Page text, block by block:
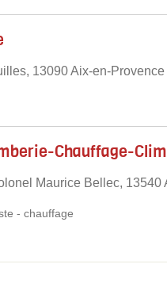
13090 Aix-en-Provence
Chauffage-
Maurice Bellec, 13540
- chauffage